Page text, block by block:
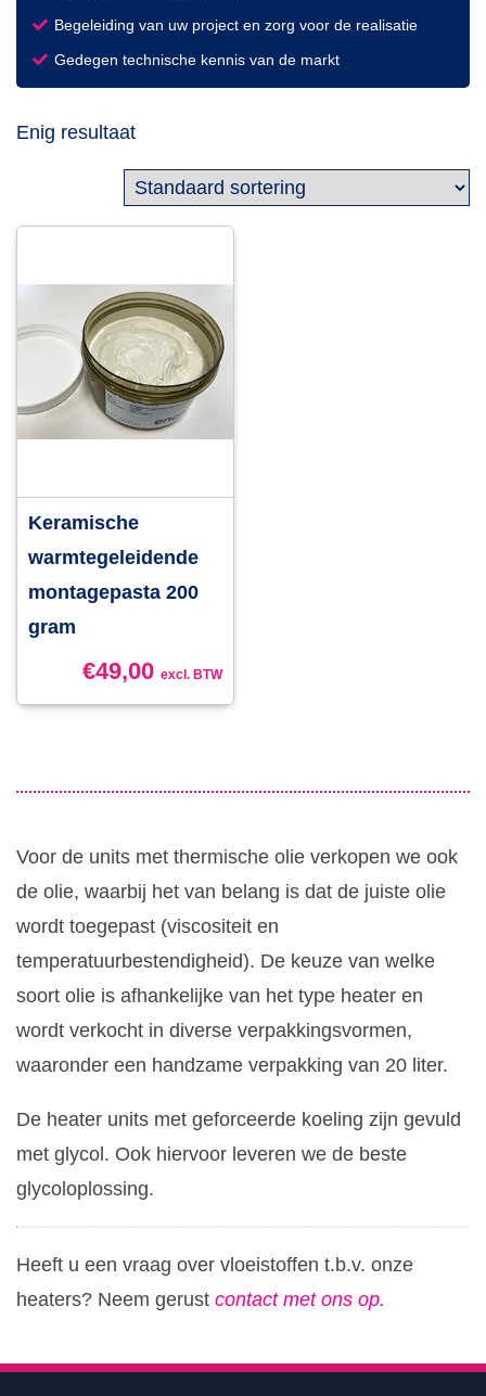
Begeleiding van uw project en zorg voor de realisatie
Gedegen technische kennis van de markt
Enig resultaat
Keramische
warmtegeleidende
montagepasta 200
gram
€49,00 excl. BTW
Voor de units met thermische olie verkopen we ook
de olie, waarbij het van belang is dat de juiste olie
wordt toegepast (viscositeit en
temperatuurbestendigheid). De keuze van welke
soort olie is afhankelijke van het type heater en
wordt verkocht in diverse verpakkingsvormen,
waaronder een handzame verpakking van 20 liter.
De heater units met geforceerde koeling zijn gevuld
met glycol. Ook hiervoor leveren we de beste
glycoloplossing.
Heeft u een vraag over vloeistoffen t.b.v. onze
heaters? Neem gerust contact met ons op.